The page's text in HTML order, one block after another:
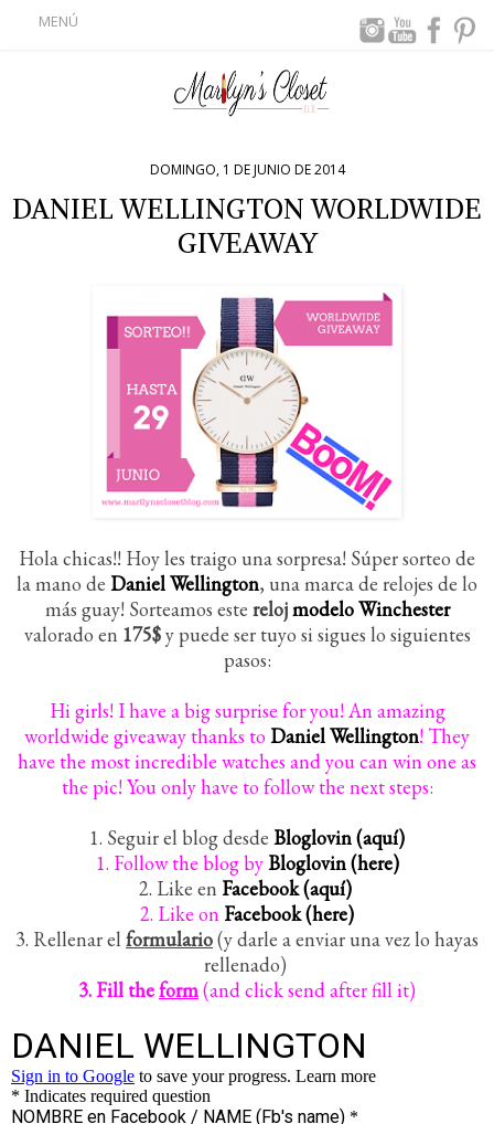
MENÚ
DOMINGO, 1 DE JUNIO DE 2014
DANIEL WELLINGTON WORLDWIDE
GIVEAWAY
Hola chicas!! Hoy les traigo una sorpresa! Súper sorteo de
la mano de Daniel Wellington, una marca de relojes de lo
más guay! Sorteamos este relojmodelo Winchester
valorado en 175$y puede ser tuyo si sigues lo siguientes
pasos:
Hi girls! I have a big surprise for you! An amazing
worldwide giveaway thanks to Daniel Wellington! They
have the most incredible watches and you can win one as
the pic! You only have to follow the next steps:
1. Seguir el blog desde Bloglovin (aquí)
1. Follow the blog byBloglovin (here)
2. Like en Facebook (aquí)
2. Like on Facebook (here)
3. Rellenar el formulario(y darle a enviar una vez lo hayas
rellenado)
3. Fill theform(and click send after fill it)